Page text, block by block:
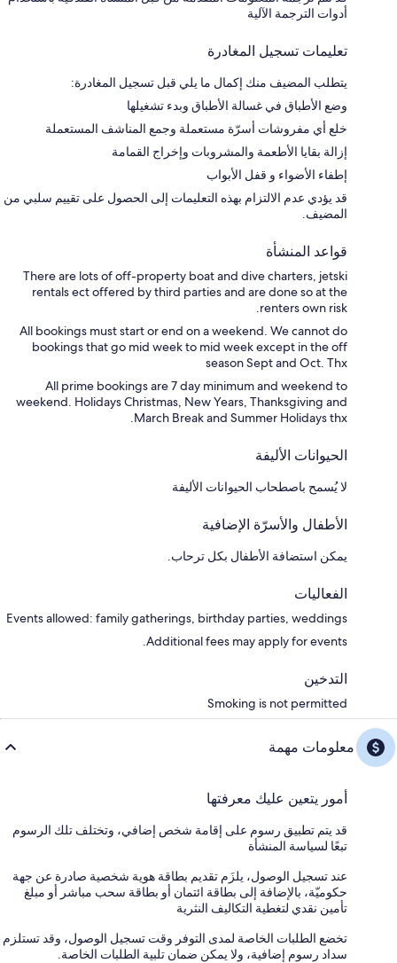
أدوات الترجمة الآلية
تعليمات تسجيل المغادرة
يتطلب المضيف منك إكمال ما يلي قبل تسجيل المغادرة:
وضع الأطباق في غسالة الأطباق وبدء تشغيلها
خلع أي مفروشات أسرّة مستعملة وجمع المناشف المستعملة
إزالة بقايا الأطعمة والمشروبات وإخراج القمامة
إطفاء الأضواء و قفل الأبواب
قد يؤدي عدم الالتزام بهذه التعليمات إلى الحصول على تقييم سلبي من
المضيف.
قواعد المنشأة
There are lots of off-property boat and dive charters, jetski
rentals ect offered by third parties and are done so at the
renters own risk.
All bookings must start or end on a weekend. We cannot do
bookings that go mid week to mid week except in the off
season Sept and Oct. Thx
All prime bookings are 7 day minimum and weekend to
weekend. Holidays Christmas, New Years, Thanksgiving and
March Break and Summer Holidays thx.
الحيوانات الأليفة
لا يُسمح باصطحاب الحيوانات الأليفة
الأطفال والأسرّة الإضافية
يمكن استضافة الأطفال بكل ترحاب.
الفعاليات
Events allowed: family gatherings, birthday parties, weddings
Additional fees may apply for events.
التدخين
Smoking is not permitted
معلومات مهمة
أمور يتعين عليك معرفتها
قد يتم تطبيق رسوم على إقامة شخص إضافي، وتختلف تلك الرسوم
تبعًا لسياسة المنشأة
عند تسجيل الوصول، يلزَم تقديم بطاقة هوية شخصية صادرة عن جهة
حكوميّة، بالإضافة إلى بطاقة ائتمان أو بطاقة سحب مباشر أو مبلغ
تأمين نقدي لتغطية التكاليف النثرية
تخضع الطلبات الخاصة لمدى التوفر وقت تسجيل الوصول، وقد تستلزم
سداد رسوم إضافية، ولا يمكن ضمان تلبية الطلبات الخاصة.